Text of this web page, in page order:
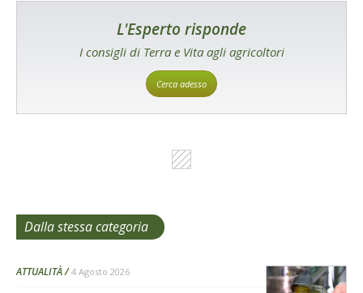
L'Esperto risponde
I consigli di Terra e Vita agli agricoltori
Cerca adesso
Dalla stessa categoria
ATTUALITÀ 4 Agosto 2026